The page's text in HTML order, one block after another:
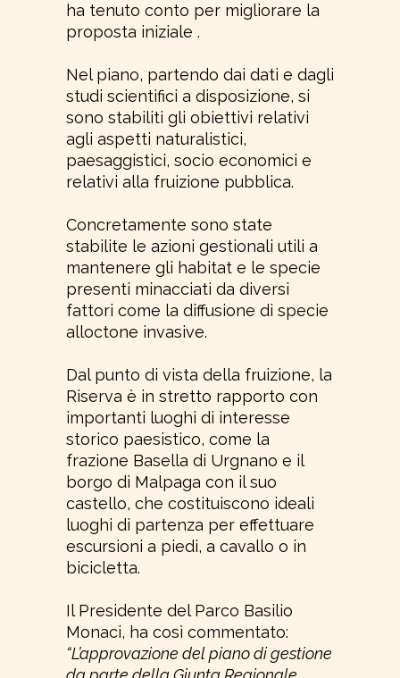
ha tenuto conto per migliorare la
proposta iniziale .
Nel piano, partendo dai dati e dagli
studi scientifici a disposizione, si
sono stabiliti gli obiettivi relativi
agli aspetti naturalistici,
paesaggistici, socio economici e
relativi alla fruizione pubblica.
Concretamente sono state
stabilite le azioni gestionali utili a
mantenere gli habitat e le specie
presenti minacciati da diversi
fattori come la diffusione di specie
alloctone invasive.
Dal punto di vista della fruizione, la
Riserva è in stretto rapporto con
importanti luoghi di interesse
storico paesistico, come la
frazione Basella di Urgnano e il
borgo di Malpaga con il suo
castello, che costituiscono ideali
luoghi di partenza per effettuare
escursioni a piedi, a cavallo o in
bicicletta.
Il Presidente del Parco Basilio
Monaci, ha così commentato:
“L’approvazione del piano di gestione